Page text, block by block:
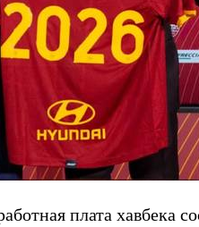
плата хавбека